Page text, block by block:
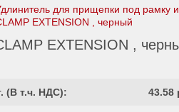
для прищепки под рамку и
EXTENSION , черный
EXTENSION ,
(В т.ч. НДС): 43.58